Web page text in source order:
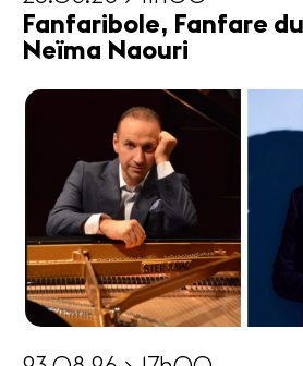
Fanfaribole, Fanfare
Neïma Naouri